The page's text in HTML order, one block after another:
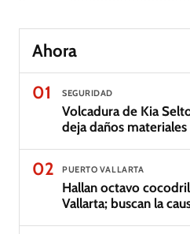
Ahora
01
SEGURIDAD
Volcadura de Kia
deja daños materiales
02 PUERTO VALLARTA
Hallan octavo
Vallarta; buscan la